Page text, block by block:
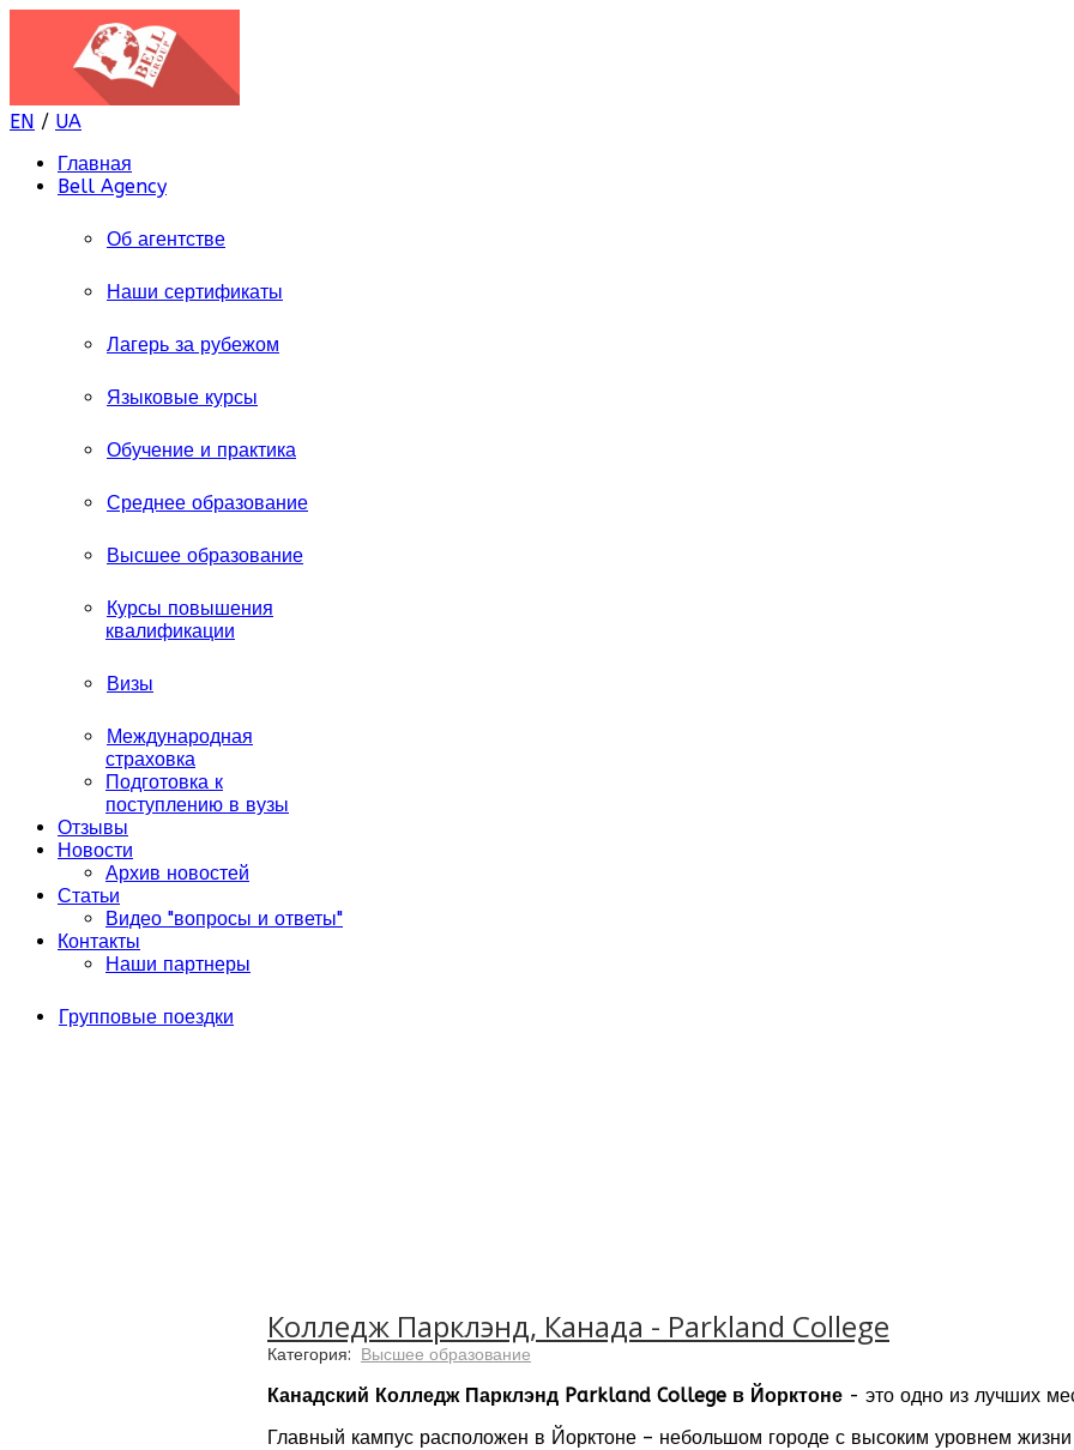
EN / UA
Главная
Bell Agency
Об агентстве
Наши сертификаты
Лагерь за рубежом
Языковые курсы
Обучение и практика
Среднее образование
Высшее образование
Курсы повышения
квалификации
Визы
Международная
страховка
Подготовка к
поступлению в вузы
Отзывы
Новости
Архив новостей
Статьи
Видео "вопросы и ответы"
Контакты
Наши партнеры
Групповые поездки
Колледж Парклэнд, Канада - Parkland College
Категория: Высшее образование
Канадский Колледж Парклэнд Parkland College в Йорктоне - это одно из лучших
Главный кампус расположен в Йорктоне – небольшом городе с высоким уровнем